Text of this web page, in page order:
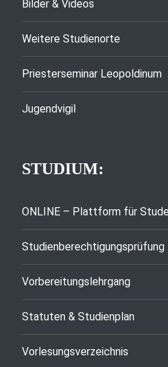
Bilder & Videos
Weitere Studienorte
Priesterseminar Leopoldinum
Jugendvigil
STUDIUM:
ONLINE – Plattform für
Studienberechtigungsprüfung
Vorbereitungslehrgang
Statuten & Studienplan
Vorlesungsverzeichnis